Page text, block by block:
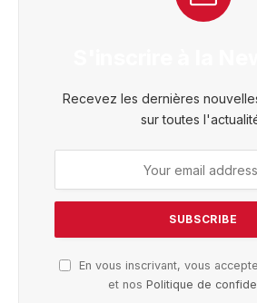
Recevez les dernières
sur toutes
En vous inscrivant, vous
et nos Politique de